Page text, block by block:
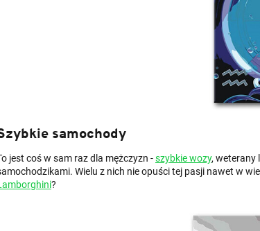
samochody
jest coś w sam raz dla mężczyzn -szybkie wozy, weterany
Wielu z nich nie opuści tej pasji nawet w
?